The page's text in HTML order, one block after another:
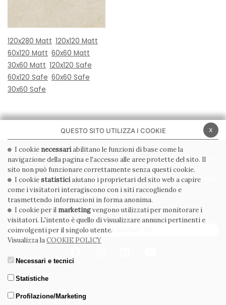
120x280 Matt 120x120 Matt
60x120 Matt 60x60 Matt
30x60 Matt 120x120 Safe
60x120 Safe 60x60 Safe
30x60 Safe
PRIVACY POLICY COOKIE POLICY
CONDIZIONI GENERALI WHISTLEBLOWING
CODICE ETICO
ISCRIVITI ALLA NEWSLETTER
x
QUESTO SITO UTILIZZA I COOKIE
I cookie necessariabilitano le funzioni di base come la
navigazione della pagina e l'accesso alle aree protette del sito. Il
sito non può funzionare correttamente senza questi cookie.
I cookiestatisticiaiutano i proprietari del sito web a capire
come i visitatori interagiscono con i siti raccogliendo e
trasmettendo informazioni in forma anonima.
I cookie per il marketingvengono utilizzati per monitorare i
visitatori. L'intento è quello di visualizzare annunci pertinenti e
coinvolgenti per il singolo utente.
Visualizza laCOOKIE POLICY
Necessari e tecnici
Statistiche
Profilazione/Marketing